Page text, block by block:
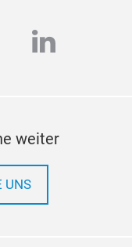
linkedin
weiter
UNS